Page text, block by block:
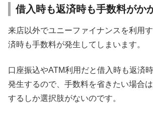
借入時も返済時も手数料がか
来店以外でユニーファイナンスを利用
済時も手数料が発生してしまいます。
口座振込やATM利用だと借入時も返済
発生するので、手数料を省きたい場合
するしか選択肢がないのです。